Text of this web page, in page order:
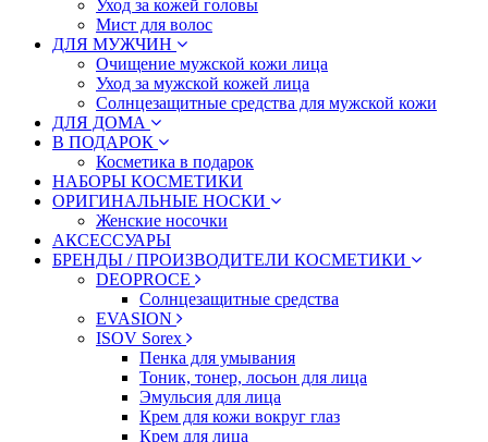
Уход за кожей головы
Мист для волос
ДЛЯ МУЖЧИН
Очищение мужской кожи лица
Уход за мужской кожей лица
Солнцезащитные средства для мужской кожи
ДЛЯ ДОМА
В ПОДАРОК
Косметика в подарок
НАБОРЫ КОСМЕТИКИ
ОРИГИНАЛЬНЫЕ НОСКИ
Женские носочки
АКСЕССУАРЫ
БРЕНДЫ / ПРОИЗВОДИТЕЛИ КОСМЕТИКИ
DEOPROCE
Солнцезащитные средства
EVASION
ISOV Sorex
Пенка для умывания
Тоник, тонер, лосьон для лица
Эмульсия для лица
Крем для кожи вокруг глаз
Крем для лица